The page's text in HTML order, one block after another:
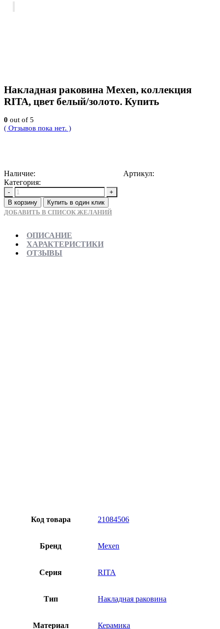
Накладная раковина Mexen, коллекция
RITA, цвет белый/золото. Купить
0 out of 5
( Отзывов пока нет. )
Наличие: Артикул:
Категория:
-
+
В корзину
Купить в один клик
ДОБАВИТЬ В СПИСОК ЖЕЛАНИЙ
ОПИСАНИЕ
ХАРАКТЕРИСТИКИ
ОТЗЫВЫ
Код товара 21084506
Бренд Mexen
Серия RITA
Тип Накладная раковина
Материал Керамика